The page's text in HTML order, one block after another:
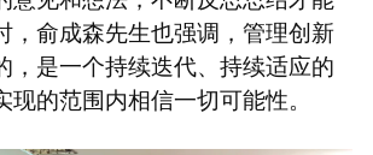
，俞成森先生也强调，管理创新
，是一个持续迭代、持续适应的
的范围内相信一切可能性。